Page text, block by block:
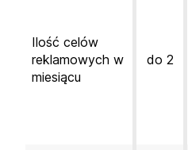
Ilość celów
reklamowych w
miesiącu
do 2